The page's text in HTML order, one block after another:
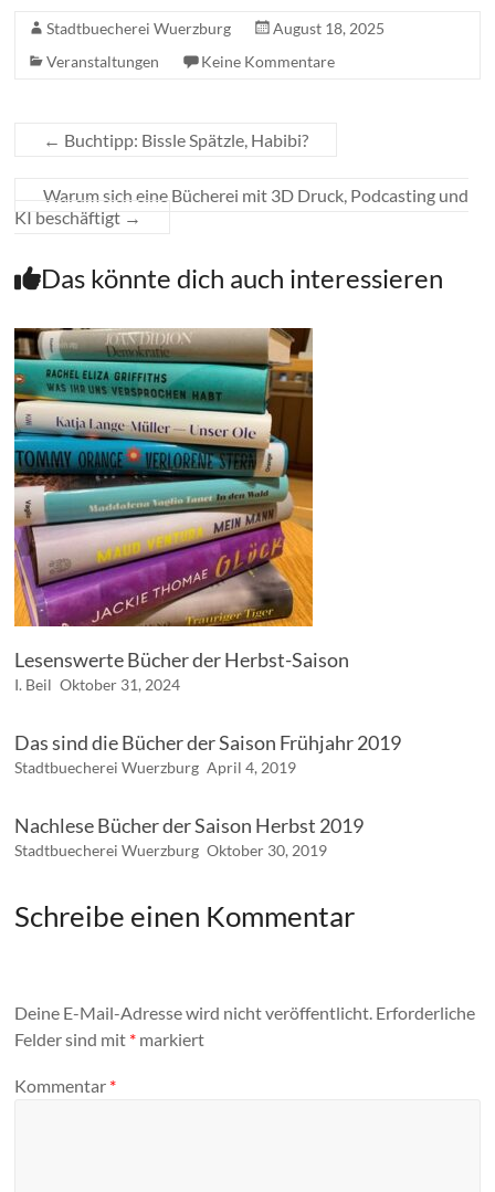
Stadtbuecherei Wuerzburg
August 18, 2025
Veranstaltungen
Keine Kommentare
← Buchtipp: Bissle Spätzle, Habibi?
Warum sich eine Bücherei mit 3D Druck, Podcasting und
KI beschäftigt →
Das könnte dich auch interessieren
Lesenswerte Bücher der Herbst-Saison
I. Beil Oktober 31, 2024
Das sind die Bücher der Saison Frühjahr 2019
Stadtbuecherei Wuerzburg April 4, 2019
Nachlese Bücher der Saison Herbst 2019
Stadtbuecherei Wuerzburg Oktober 30, 2019
Schreibe einen Kommentar
Deine E-Mail-Adresse wird nicht veröffentlicht. Erforderliche
Felder sind mit * markiert
Kommentar *